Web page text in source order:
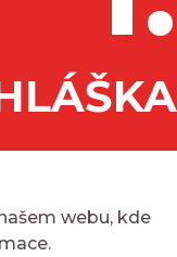
webu, kde